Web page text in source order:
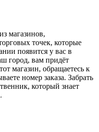
магазинов,
точек, которые
появится у вас в
город, вам придёт
магазин, обращаетесь к
номер заказа. Забрать
который знает